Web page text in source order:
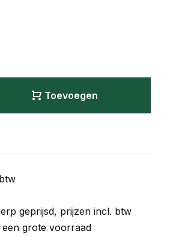
Toevoegen
geprijsd, prijzen incl. btw
een grote voorraad